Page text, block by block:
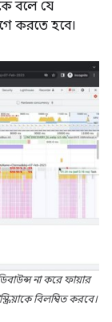
বলে যে
করতে হবে।
না করে ফায়ার
বিলম্বিত করবে।